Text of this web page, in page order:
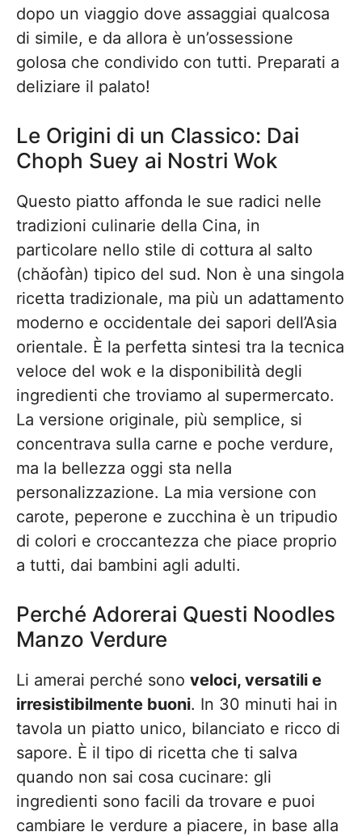
dopo un viaggio dove assaggiai qualcosa
di simile, e da allora è un’ossessione
golosa che condivido con tutti. Preparati a
deliziare il palato!
Le Origini di un Classico: Dai
Choph Suey ai Nostri Wok
Questo piatto affonda le sue radici nelle
tradizioni culinarie della Cina, in
particolare nello stile di cottura al salto
(chǎofàn) tipico del sud. Non è una singola
ricetta tradizionale, ma più un adattamento
moderno e occidentale dei sapori dell’Asia
orientale. È la perfetta sintesi tra la tecnica
veloce del wok e la disponibilità degli
ingredienti che troviamo al supermercato.
La versione originale, più semplice, si
concentrava sulla carne e poche verdure,
ma la bellezza oggi sta nella
personalizzazione. La mia versione con
carote, peperone e zucchina è un tripudio
di colori e croccantezza che piace proprio
a tutti, dai bambini agli adulti.
Perché Adorerai Questi Noodles
Manzo Verdure
Li amerai perché sono veloci, versatili e
irresistibilmente buoni. In 30 minuti hai in
tavola un piatto unico, bilanciato e ricco di
sapore. È il tipo di ricetta che ti salva
quando non sai cosa cucinare: gli
ingredienti sono facili da trovare e puoi
cambiare le verdure a piacere, in base alla